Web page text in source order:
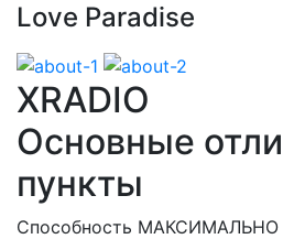
Love Paradise
XRADIO
Основные
пункты
Способность МАКСИМАЛЬНО